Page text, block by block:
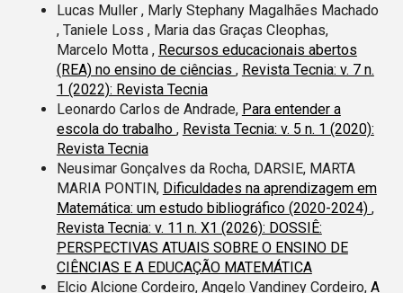
Lucas Muller , Marly Stephany Magalhães Machado
, Taniele Loss , Maria das Graças Cleophas,
Marcelo Motta , Recursos educacionais abertos
(REA) no ensino de ciências , Revista Tecnia: v. 7 n.
1 (2022): Revista Tecnia
Leonardo Carlos de Andrade, Para entender a
escola do trabalho , Revista Tecnia: v. 5 n. 1 (2020):
Revista Tecnia
Neusimar Gonçalves da Rocha, DARSIE, MARTA
MARIA PONTIN, Dificuldades na aprendizagem em
Matemática: um estudo bibliográfico (2020-2024) ,
Revista Tecnia: v. 11 n. X1 (2026): DOSSIÊ:
PERSPECTIVAS ATUAIS SOBRE O ENSINO DE
CIÊNCIAS E A EDUCAÇÃO MATEMÁTICA
Elcio Alcione Cordeiro, Angelo Vandiney Cordeiro, A